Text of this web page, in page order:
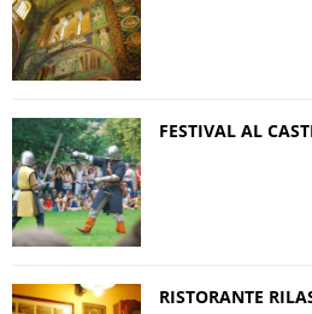
FESTIVAL AL
RISTORANTE